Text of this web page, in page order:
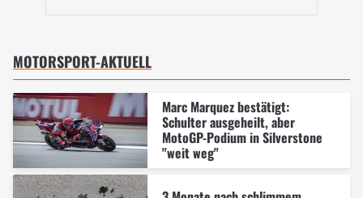
MOTORSPORT-AKTUELL
Marc Marquez bestätigt:
Schulter ausgeheilt, aber
MotoGP-Podium in Silverstone
"weit weg"